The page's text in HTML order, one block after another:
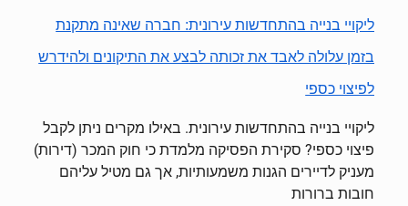
ליקויי בנייה בהתחדשות עירונית: חברה שאינה מתקנת
בזמן עלולה לאבד את זכותה לבצע את התיקונים ולהידרש
לפיצוי כספי
ליקויי בנייה בהתחדשות עירונית. באילו מקרים ניתן לקבל
פיצוי כספי? סקירת הפסיקה מלמדת כי חוק המכר (דירות)
מעניק לדיירים הגנות משמעותיות, אך גם מטיל עליהם
חובות ברורות